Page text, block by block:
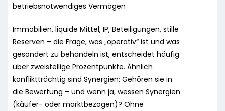
betriebsnotwendiges Vermögen
Immobilien, liquide Mittel, IP, Beteiligungen, stille
Reserven – die Frage, was „operativ“ ist und was
gesondert zu behandeln ist, entscheidet häufig
über zweistellige Prozentpunkte. Ähnlich
konfliktträchtig sind Synergien: Gehören sie in
die Bewertung – und wenn ja, wessen Synergien
(käufer- oder marktbezogen)? Ohne